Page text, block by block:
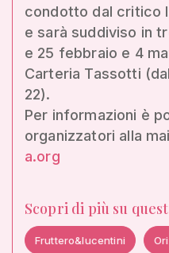
condotto dal critico
e sarà suddiviso in
e 25 febbraio e 4
Carteria Tassotti
22).
Per informazioni è
organizzatori alla
a.org
Scopri di più su
Fruttero&lucentini